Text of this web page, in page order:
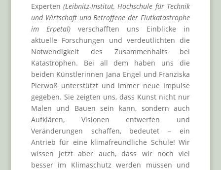
Experten(Leibnitz-Institut, Hochschule für Technik
und Wirtschaft und Betroffene der Flutkatastrophe
im Erpetal)verschafften uns Einblicke in
aktuelle Forschungen und verdeutlichten die
Notwendigkeit des Zusammenhalts bei
Katastrophen. Bei all dem haben uns die
beiden Künstlerinnen Jana Engel und Franziska
Pierwoß unterstützt und immer neue Impulse
gegeben. Sie zeigten uns, dass Kunst nicht nur
Malen und Bauen sein kann, sondern auch
Aufklären, Visionen entwerfen und
Veränderungen schaffen, bedeutet – ein
Antrieb für eine klimafreundliche Schule! Wir
wissen jetzt aber auch, dass wir noch viel
besser im Klimaschutz werden müssen und